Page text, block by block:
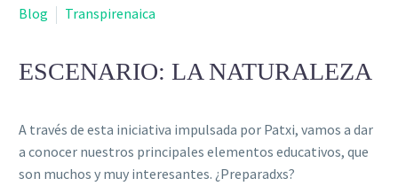
Blog
Transpirenaica
ESCENARIO: LA NATURALEZA
A través de esta iniciativa impulsada por Patxi, vamos a dar
a conocer nuestros principales elementos educativos, que
son muchos y muy interesantes. ¿Preparadxs?